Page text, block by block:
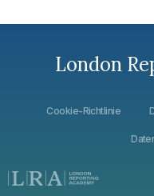
London
Cookie-Richtlinie